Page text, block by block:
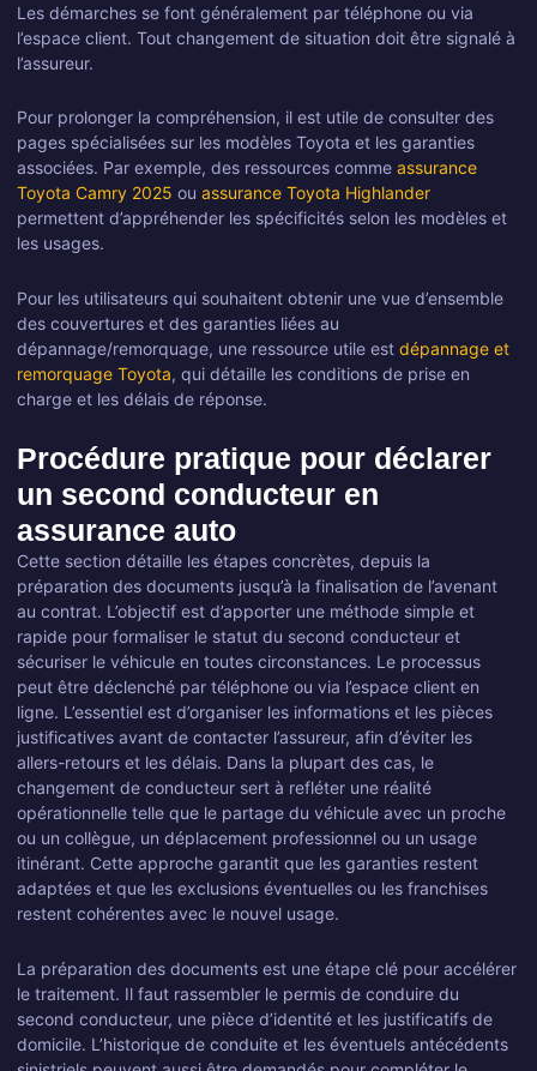
Les démarches se font généralement par téléphone ou via
l’espace client. Tout changement de situation doit être signalé à
l’assureur.
Pour prolonger la compréhension, il est utile de consulter des
pages spécialisées sur les modèles Toyota et les garanties
associées. Par exemple, des ressources comme assurance
Toyota Camry 2025 ou assurance Toyota Highlander
permettent d’appréhender les spécificités selon les modèles et
les usages.
Pour les utilisateurs qui souhaitent obtenir une vue d’ensemble
des couvertures et des garanties liées au
dépannage/remorquage, une ressource utile est dépannage et
remorquage Toyota, qui détaille les conditions de prise en
charge et les délais de réponse.
Procédure pratique pour déclarer
un second conducteur en
assurance auto
Cette section détaille les étapes concrètes, depuis la
préparation des documents jusqu’à la finalisation de l’avenant
au contrat. L’objectif est d’apporter une méthode simple et
rapide pour formaliser le statut du second conducteur et
sécuriser le véhicule en toutes circonstances. Le processus
peut être déclenché par téléphone ou via l’espace client en
ligne. L’essentiel est d’organiser les informations et les pièces
justificatives avant de contacter l’assureur, afin d’éviter les
allers-retours et les délais. Dans la plupart des cas, le
changement de conducteur sert à refléter une réalité
opérationnelle telle que le partage du véhicule avec un proche
ou un collègue, un déplacement professionnel ou un usage
itinérant. Cette approche garantit que les garanties restent
adaptées et que les exclusions éventuelles ou les franchises
restent cohérentes avec le nouvel usage.
La préparation des documents est une étape clé pour accélérer
le traitement. Il faut rassembler le permis de conduire du
second conducteur, une pièce d’identité et les justificatifs de
domicile. L’historique de conduite et les éventuels antécédents